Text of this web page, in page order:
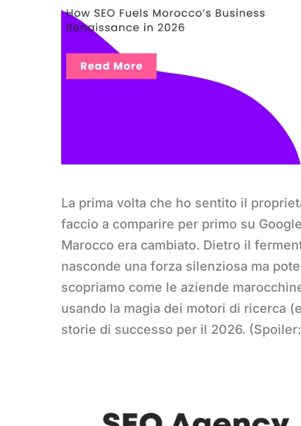
La prima volta che ho sentito il
faccio a comparire per primo su
Marocco era cambiato. Dietro il
nasconde una forza silenziosa ma
scopriamo come le aziende
usando la magia dei motori di ricerca
storie di successo per il 2026.